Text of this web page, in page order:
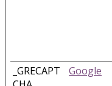
_GRECAPT
Google